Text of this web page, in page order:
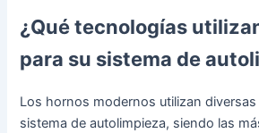
¿Qué tecnologías
para su sistema de
Los hornos modernos utilizan
sistema de autolimpieza, siendo las